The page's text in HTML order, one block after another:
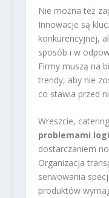
Nie można też
Innowacje są
konkurencyjnej,
sposób i w
Firmy muszą na
trendy, aby nie
co stawia przed
Wreszcie,
problemami
dostarczaniem
Organizacja
serwowania
produktów